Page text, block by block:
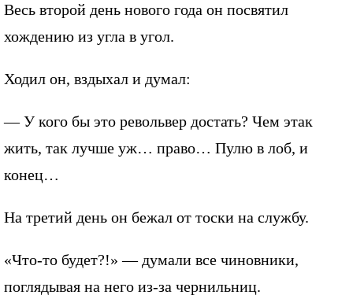
Весь второй день нового года он посвятил
хождению из угла в угол.
Ходил он, вздыхал и думал:
— У кого бы это револьвер достать? Чем этак
жить, так лучше уж… право… Пулю в лоб, и
конец…
На третий день он бежал от тоски на службу.
«Что-то будет?!» — думали все чиновники,
поглядывая на него из-за чернильниц.